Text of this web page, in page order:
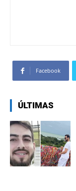
Facebook
ÚLTIMAS